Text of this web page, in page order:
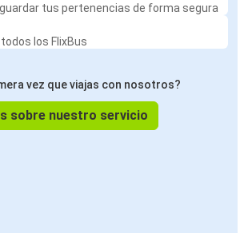
tus pertenencias de forma segura
los FlixBus
vez que viajas con nosotros?
sobre nuestro servicio